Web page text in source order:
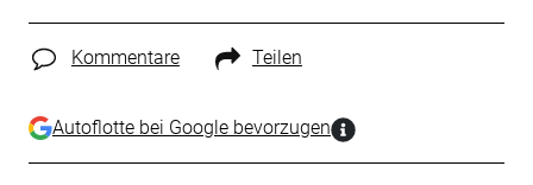
Kommentare Teilen
Autoflotte bei Google bevorzugen